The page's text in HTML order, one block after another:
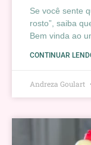
Se você sente
rosto”, saiba
Bem vinda ao
CONTINUAR
Andreza Goulart